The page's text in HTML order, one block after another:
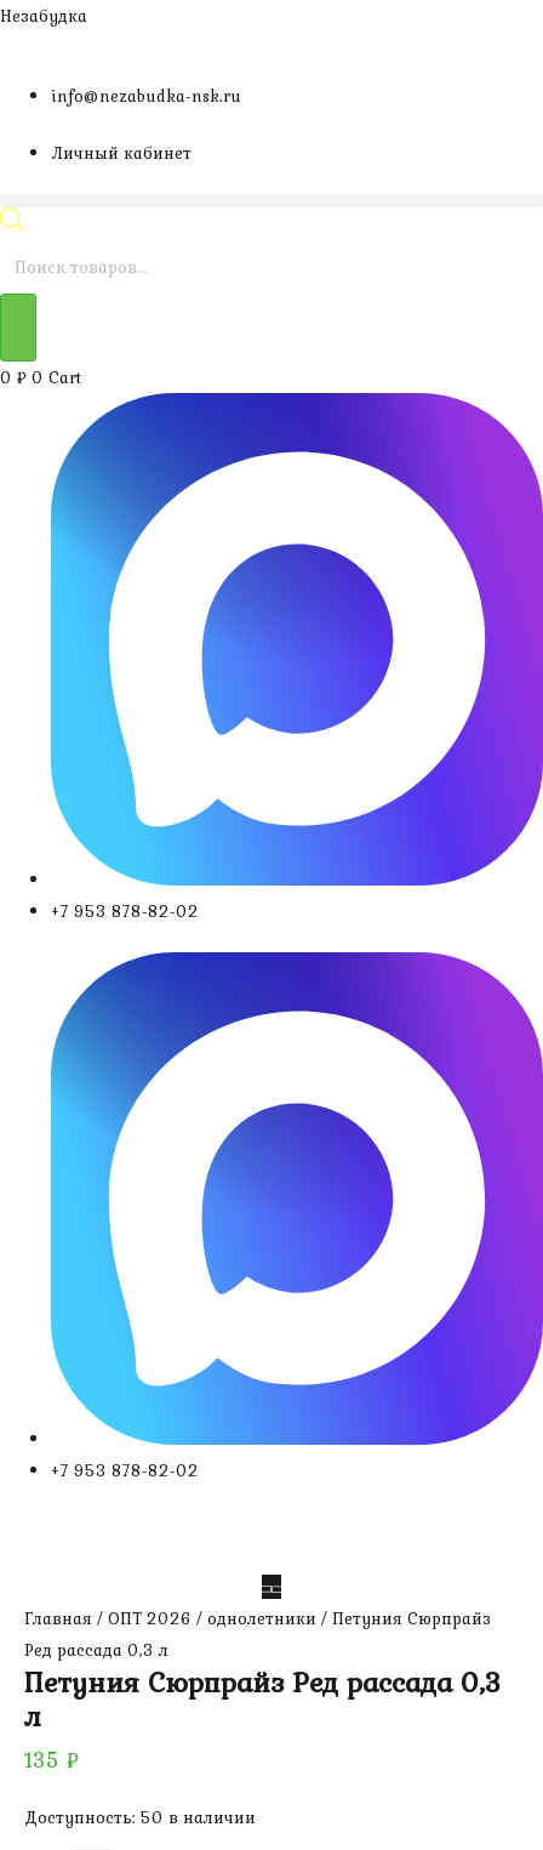
Перейти
Незабудка
info@nezabudka-nsk.ru
Личный кабинет
Поиск
0 ₽ 0 Cart
+7 953 878-82-02
+7 953 878-82-02
Главная / ОПТ 2026 / однолетники / Петуния Сюрпрайз
Ред рассада 0,3 л
Петуния Сюрпрайз Ред рассада 0,3
л
135 ₽
Доступность: 50 в наличии